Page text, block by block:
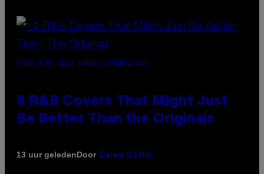
(PHOTO BY EBET ROBERTS/REDFERNS)
8 R&B Covers That Might Just
Be Better Than the Originals
13 uur geledenDoor Caleb Catlin